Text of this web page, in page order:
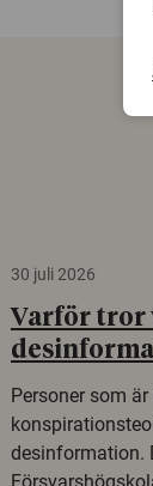
30 juli 2026
Varför tror
Personer som
desinformation.